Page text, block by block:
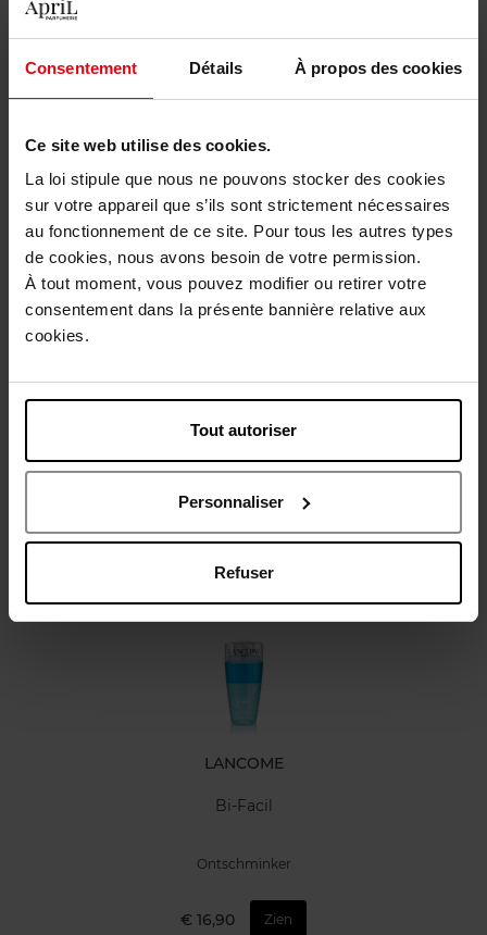
Consentement Détails À propos des cookies
Ce site web utilise des cookies.
La loi stipule que nous ne pouvons stocker des cookies
sur votre appareil que s’ils sont strictement nécessaires
au fonctionnement de ce site. Pour tous les autres types
de cookies, nous avons besoin de votre permission.
À tout moment, vous pouvez modifier ou retirer votre
consentement dans la présente bannière relative aux
cookies.
Tout autoriser
Personnaliser
Refuser
Gratis levering bij aankoop van min. 55€
Gratis retour in je winkelpunt
Gratis verpakking
Beschrijving
Gebruiksadvies
LANCOME
Bi-Facil
Ontschminker
€ 16,90 Zien